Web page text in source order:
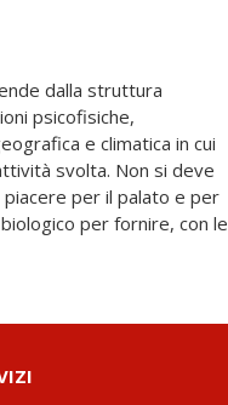
dalla struttura
psicofisiche,
e climatica in cui
svolta. Non si deve
per il palato e per
per fornire, con le
equilibrato
Lo scopo di
a rispettare le regole
oltre 200 ricette per
esposti dal dottor